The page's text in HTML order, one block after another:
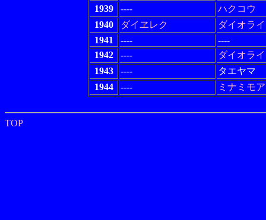
1939
----
ハクコウ
1940
ダイヱレク
ダイオラ
1941
----
----
1942
----
ダイオラ
1943
----
タエヤマ
1944
---- ミナミモア
TOP